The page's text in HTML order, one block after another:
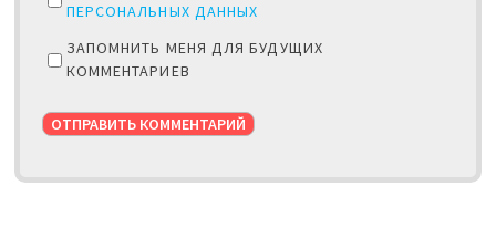
ПЕРСОНАЛЬНЫХ ДАННЫХ
ЗАПОМНИТЬ МЕНЯ ДЛЯ БУДУЩИХ
КОММЕНТАРИЕВ